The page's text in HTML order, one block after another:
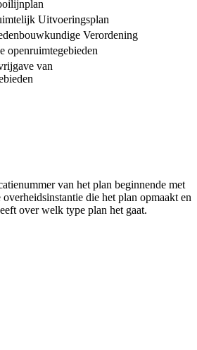
Uitvoeringsplan
Verordening
openruimtegebieden
van
van het plan beginnende met
die het plan opmaakt en
over welk type plan het gaat.